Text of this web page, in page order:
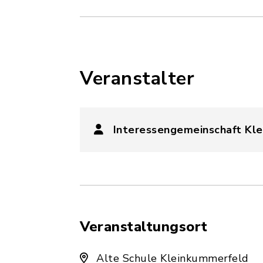
Veranstalter
Interessengemeinschaft
Veranstaltungsort
Alte Schule Kleinkummerfeld